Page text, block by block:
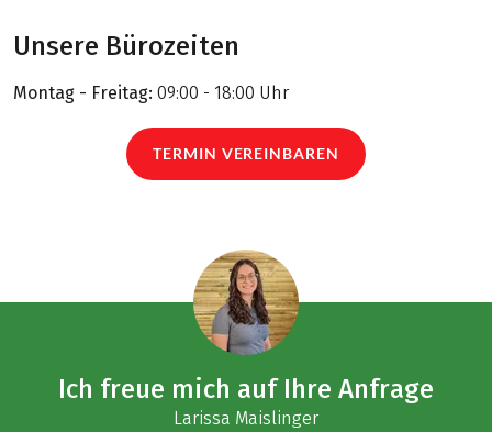
Unsere Bürozeiten
Montag - Freitag: 09:00 - 18:00 Uhr
TERMIN VEREINBAREN
Ich freue mich auf Ihre Anfrage
Larissa Maislinger